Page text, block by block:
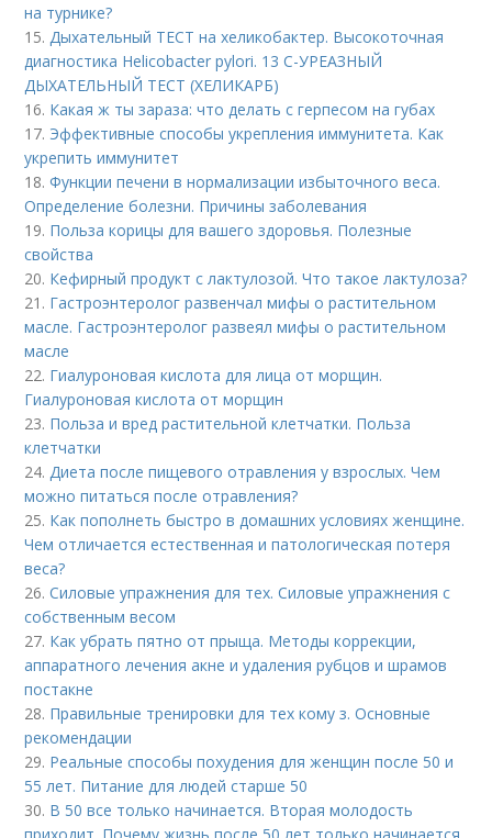
на турнике?
15.Дыхательный ТЕСТ на хеликобактер. Высокоточная
диагностика Helicobacter pylori. 13 C-УРЕАЗНЫЙ
ДЫХАТЕЛЬНЫЙ ТЕСТ (ХЕЛИКАРБ)
16. Какая ж ты зараза: что делать с герпесом на губах
17. Эффективные способы укрепления иммунитета. Как
укрепить иммунитет
18.Функции печени в нормализации избыточного веса.
Определение болезни. Причины заболевания
19. Польза корицы для вашего здоровья. Полезные
свойства
20. Кефирный продукт с лактулозой. Что такое лактулоза?
21. Гастроэнтеролог развенчал мифы о растительном
масле. Гастроэнтеролог развеял мифы о растительном
масле
22. Гиалуроновая кислота для лица от морщин.
Гиалуроновая кислота от морщин
23. Польза и вред растительной клетчатки. Польза
клетчатки
24.Диета после пищевого отравления у взрослых. Чем
можно питаться после отравления?
25. Как пополнеть быстро в домашних условиях женщине.
Чем отличается естественная и патологическая потеря
веса?
26.Силовые упражнения для тех. Силовые упражнения с
собственным весом
27. Как убрать пятно от прыща. Методы коррекции,
аппаратного лечения акне и удаления рубцов и шрамов
постакне
28. Правильные тренировки для тех кому з. Основные
рекомендации
29. Реальные способы похудения для женщин после 50 и
55 лет. Питание для людей старше 50
30. В 50 все только начинается. Вторая молодость